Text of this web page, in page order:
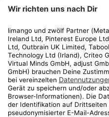
Kundenservice
Shop
Aktionen
Travel